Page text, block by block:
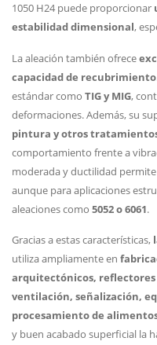
1050 H24 puede proporcionar
estabilidad dimensional,
La aleación también ofrece
capacidad de recubrimiento
estándar como TIG y MIG,
deformaciones. Además, su
pintura y otros
comportamiento frente a
moderada y ductilidad permite
aunque para aplicaciones
aleaciones como 5052 o 6061.
Gracias a estas características,
utiliza ampliamente en
arquitectónicos,
ventilación, señalización,
procesamiento de
y buen acabado superficial la